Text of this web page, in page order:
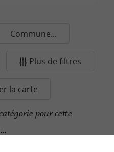
Commune...
Plus de filtres
la carte
pour cette